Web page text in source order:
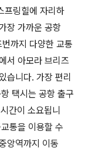
프링힐에 자리하
장 가까운 공항
까지 다양한 교통
서 아모라 브리즈
습니다. 가장 편리
택시는 공항 출구
간이 소요됩니
통을 이용할 수
앙역까지 이동